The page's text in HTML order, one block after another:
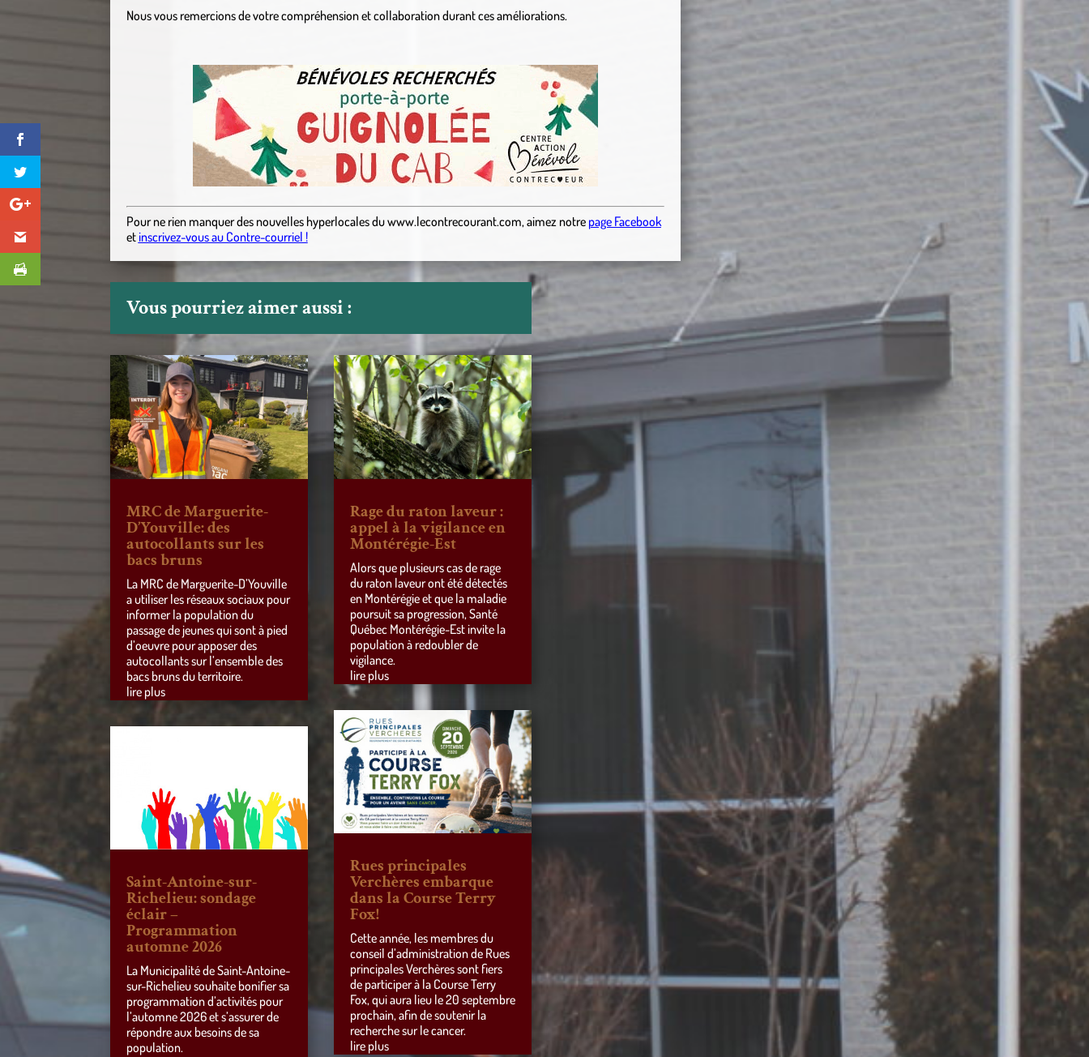
Nous vous remercions de votre compréhension et collaboration durant ces améliorations.
Pour ne rien manquer des nouvelles hyperlocalesduwww.lecontrecourant.com,aimez notre page Facebook
etinscrivez-vous au Contre-courriel !
Vous pourriez aimer aussi :
MRC de Marguerite-
D’Youville: des
autocollants sur les
bacs bruns
La MRC de Marguerite-D’Youville
a utiliser les réseaux sociaux pour
informer la population du
passage de jeunes qui sont à pied
d’oeuvre pour apposer des
autocollants sur l’ensemble des
bacs bruns du territoire.
lire plus
Saint-Antoine-sur-
Richelieu: sondage
éclair –
Programmation
automne 2026
La Municipalité de Saint-Antoine-
sur-Richelieu souhaite bonifier sa
programmation d’activités pour
l’automne 2026 et s’assurer de
répondre aux besoins de sa
population.
Rage du raton laveur :
appel à la vigilance en
Montérégie-Est
Alors que plusieurs cas de rage
du raton laveur ont été détectés
en Montérégie et que la maladie
poursuit sa progression, Santé
Québec Montérégie-Est invite la
population à redoubler de
vigilance.
lire plus
Rues principales
Verchères embarque
dans la Course Terry
Fox!
Cette année, les membres du
conseil d’administration de Rues
principales Verchères sont fiers
de participer à la Course Terry
Fox, qui aura lieu le 20 septembre
prochain, afin de soutenir la
recherche sur le cancer.
lire plus